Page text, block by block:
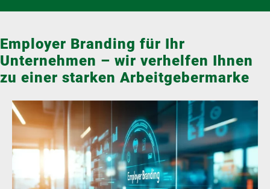
Employer Branding für Ihr
Unternehmen – wir verhelfen Ihnen
zu einer starken Arbeitgebermarke